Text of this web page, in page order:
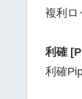
複利ロ
利確
利確